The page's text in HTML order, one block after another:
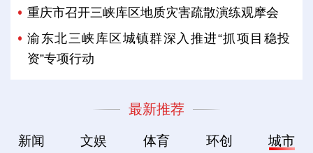
重庆市召开三峡库区地质灾害疏散演练观摩会
渝东北三峡库区城镇群深入推进“抓项目稳投
资”专项行动
最新推荐
新闻 文娱 体育 环创 城市